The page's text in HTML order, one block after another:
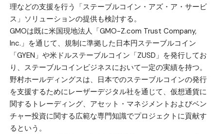
理などの支援を行う「ステーブルコイン・アズ・ア・サービ
ス」ソリューションの提供も検討する。
GMOは既に米国現地法人「GMO-Z.com Trust Company,
Inc.」を通じて、規制に準拠した日本円ステーブルコイン
「GYEN」や米ドルステーブルコイン「ZUSD」を発行してお
り、ステーブルコインビジネスにおいて一定の実績を持つ。
野村ホールディングスは、日本でのステーブルコインの発行
を支援するためにレーザーデジタル社を通じて、仮想通貨に
関するトレーディング、アセット・マネジメントおよびベン
チャー投資に関する広範な専門知識でプロジェクトに貢献す
るという。